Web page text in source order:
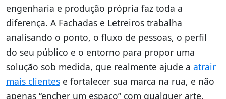
engenharia e produção própria faz toda a
diferença. A Fachadas e Letreiros trabalha
analisando o ponto, o fluxo de pessoas, o perfil
do seu público e o entorno para propor uma
solução sob medida, que realmente ajude a atrair
mais clientes e fortalecer sua marca na rua, e não
apenas “encher um espaço” com qualquer arte.